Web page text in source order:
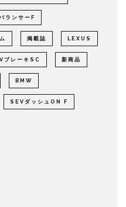
ランサーF
掲載誌 LEXUS
ブレーキSC 新商品
BMW
SEVダッシュON F